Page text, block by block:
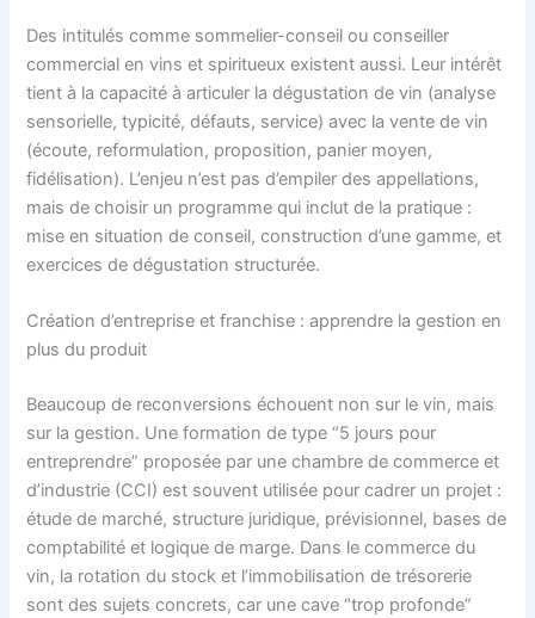
Des intitulés comme sommelier-conseil ou conseiller
commercial en vins et spiritueux existent aussi. Leur intérêt
tient à la capacité à articuler la dégustation de vin (analyse
sensorielle, typicité, défauts, service) avec la vente de vin
(écoute, reformulation, proposition, panier moyen,
fidélisation). L’enjeu n’est pas d’empiler des appellations,
mais de choisir un programme qui inclut de la pratique :
mise en situation de conseil, construction d’une gamme, et
exercices de dégustation structurée.
Création d’entreprise et franchise : apprendre la gestion en
plus du produit
Beaucoup de reconversions échouent non sur le vin, mais
sur la gestion. Une formation de type “5 jours pour
entreprendre” proposée par une chambre de commerce et
d’industrie (CCI) est souvent utilisée pour cadrer un projet :
étude de marché, structure juridique, prévisionnel, bases de
comptabilité et logique de marge. Dans le commerce du
vin, la rotation du stock et l’immobilisation de trésorerie
sont des sujets concrets, car une cave “trop profonde”